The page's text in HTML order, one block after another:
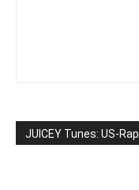
JUICEY Tunes: US-Rap